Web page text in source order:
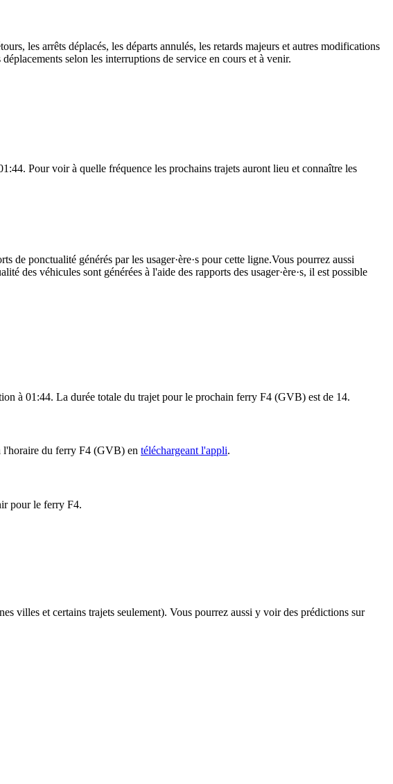
les arrêts déplacés, les départs annulés, les retards majeurs et autres modifications
selon les interruptions de service en cours et à venir.
Pour voir à quelle fréquence les prochains trajets auront lieu et connaître les
de ponctualité générés par les usager·ère·s pour cette ligne.Vous pourrez aussi
des véhicules sont générées à l'aide des rapports des usager·ère·s, il est possible
à 01:44. La durée totale du trajet pour le prochain ferry F4 (GVB) est de 14.
l'horaire du ferry F4 (GVB) en téléchargeant l'appli.
pour le ferry F4.
villes et certains trajets seulement). Vous pourrez aussi y voir des prédictions sur